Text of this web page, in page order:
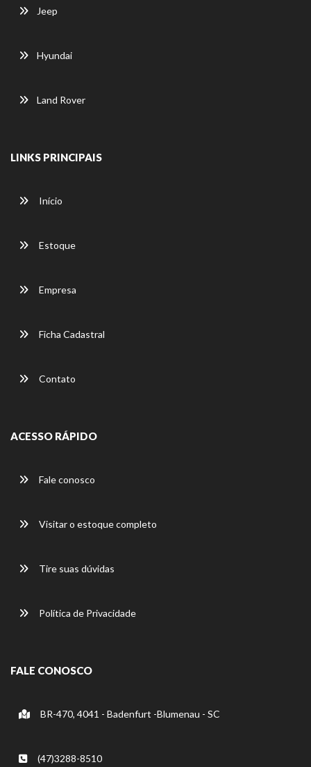
Jeep
Hyundai
Land Rover
LINKS PRINCIPAIS
Início
Estoque
Empresa
Ficha Cadastral
Contato
ACESSO RÁPIDO
Fale conosco
Visitar o estoque completo
Tire suas dúvidas
Política de Privacidade
FALE CONOSCO
BR-470, 4041 - Badenfurt -Blumenau - SC
(47)3288-8510